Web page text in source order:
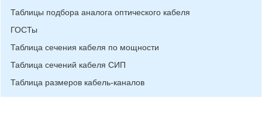
Таблицы подбора аналога оптического кабеля
ГОСТы
Таблица сечения кабеля по мощности
Таблица сечений кабеля СИП
Таблица размеров кабель-каналов